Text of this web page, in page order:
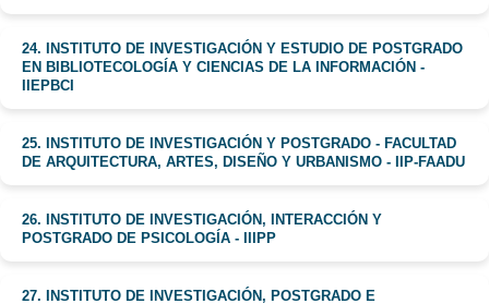
24. INSTITUTO DE INVESTIGACIÓN Y ESTUDIO DE POSTGRADO
EN BIBLIOTECOLOGÍA Y CIENCIAS DE LA INFORMACIÓN -
IIEPBCI
25. INSTITUTO DE INVESTIGACIÓN Y POSTGRADO - FACULTAD
DE ARQUITECTURA, ARTES, DISEÑO Y URBANISMO - IIP-FAADU
26. INSTITUTO DE INVESTIGACIÓN, INTERACCIÓN Y
POSTGRADO DE PSICOLOGÍA - IIIPP
27. INSTITUTO DE INVESTIGACIÓN, POSTGRADO E